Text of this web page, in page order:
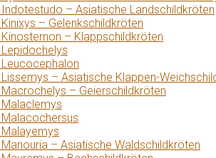
Indotestudo – Asiatische Landschildkröten
– Gelenkschildkröten
– Klappschildkröten
– Asiatische Klappen-
– Geierschildkröten
– Asiatische Waldschildkröten